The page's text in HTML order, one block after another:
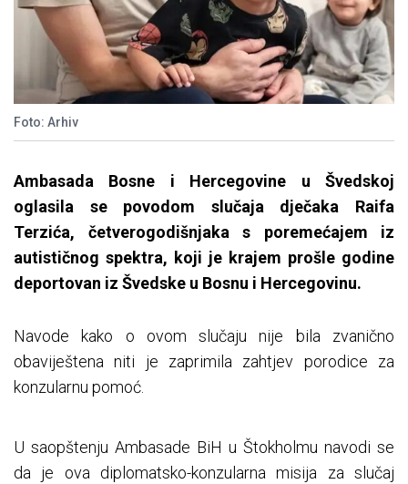
Foto: Arhiv
Ambasada Bosne i Hercegovine u Švedskoj
oglasila se povodom slučaja dječaka Raifa
Terzića, četverogodišnjaka s poremećajem iz
autističnog spektra, koji je krajem prošle godine
deportovan iz Švedske u Bosnu i Hercegovinu.
Navode kako o ovom slučaju nije bila zvanično
obaviještena niti je zaprimila zahtjev porodice za
konzularnu pomoć.
U saopštenju Ambasade BiH u Štokholmu navodi se
da je ova diplomatsko-konzularna misija za slučaj